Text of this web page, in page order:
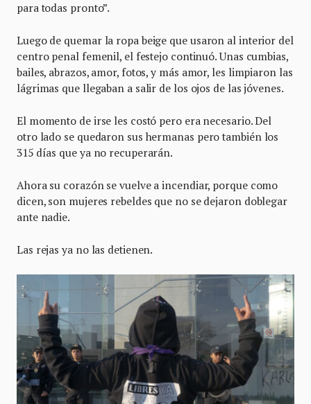
para todas pronto”.
Luego de quemar la ropa beige que usaron al interior del
centro penal femenil, el festejo continuó. Unas cumbias,
bailes, abrazos, amor, fotos, y más amor, les limpiaron las
lágrimas que llegaban a salir de los ojos de las jóvenes.
El momento de irse les costó pero era necesario. Del
otro lado se quedaron sus hermanas pero también los
315 días que ya no recuperarán.
Ahora su corazón se vuelve a incendiar, porque como
dicen, son mujeres rebeldes que no se dejaron doblegar
ante nadie.
Las rejas ya no las detienen.